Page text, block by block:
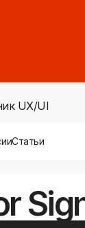
UX/UI
Статьи